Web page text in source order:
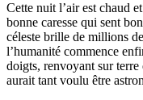
Cette nuit l’air est chaud
bonne caresse qui sent
céleste brille de millions
l’humanité commence
doigts, renvoyant sur terre
aurait tant voulu être